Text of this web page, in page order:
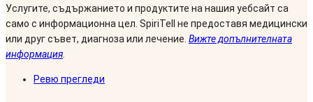
Услугите, съдържанието и продуктите на нашия уебсайт са
само с информационна цел. SpiriTell не предоставя медицински
или друг съвет, диагноза или лечение. Вижте допълнителната
информация
Ревю прегледи